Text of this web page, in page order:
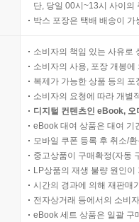
단, 당일 00시~13시 사이의
박스 포장은 택배 배송이
소비자의 책임 있는 사유로
소비자의 사용, 포장 개봉
복제가 가능한 상품 등의
소비자의 요청에 따라 개별
디지털 컨텐츠인 eBook,
eBook 대여 상품은 대여 기
모바일 쿠폰 등록 후 취소/
중고상품이 구매확정(자동
LP상품의 재생 불량 원인
시간의 경과에 의해 재판매
전자상거래 등에서의 소비
eBook 세트 상품은 일괄 구